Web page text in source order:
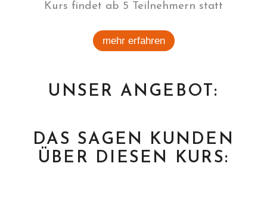
Kurs findet ab 5 Teilnehmern statt
mehr erfahren
UNSER ANGEBOT:
DAS SAGEN KUNDEN
ÜBER DIESEN KURS: